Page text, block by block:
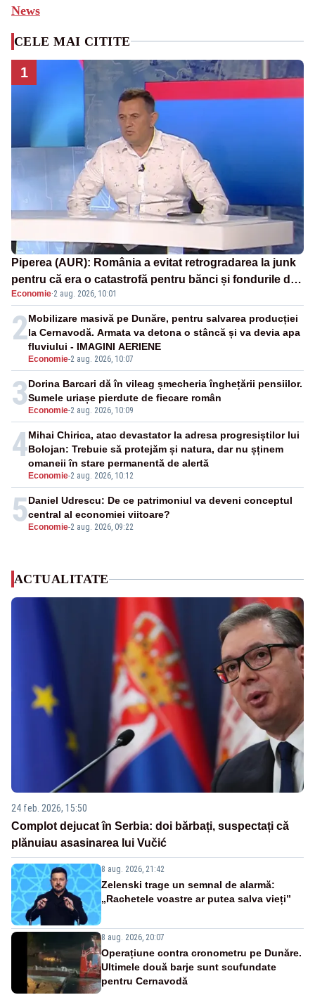
News
CELE MAI CITITE
1
Piperea (AUR): România a evitat retrogradarea la junk
pentru că era o catastrofă pentru bănci și fondurile de
pensii
Economie·2 aug. 2026, 10:01
2
Economie-2 aug. 2026, 10:07
Mobilizare masivă pe Dunăre, pentru salvarea producției
la Cernavodă. Armata va detona o stâncă și va devia apa
fluviului - IMAGINI AERIENE
3 Economie-2 aug. 2026, 10:09
Dorina Barcari dă în vileag șmecheria înghețării pensiilor.
Sumele uriașe pierdute de fiecare român
4
Economie-2 aug. 2026, 10:12
Mihai Chirica, atac devastator la adresa progresiștilor lui
Bolojan: Trebuie să protejăm și natura, dar nu șținem
omaneii în stare permanentă de alertă
5 Economie-2 aug. 2026, 09:22
Daniel Udrescu: De ce patrimoniul va deveni conceptul
central al economiei viitoare?
ACTUALITATE
24 feb. 2026, 15:50
Complot dejucat în Serbia: doi bărbați, suspectați că
plănuiau asasinarea lui Vučić
8 aug. 2026, 21:42
Zelenski trage un semnal de alarmă:
„Rachetele voastre ar putea salva vieți”
8 aug. 2026, 20:07
Operațiune contra cronometru pe Dunăre.
Ultimele două barje sunt scufundate
pentru Cernavodă